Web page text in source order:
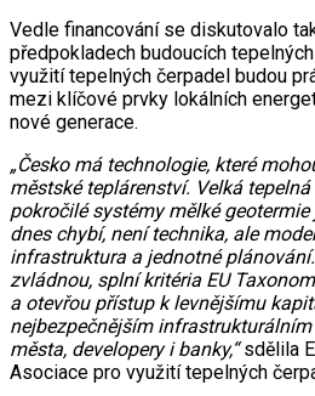
Vedle financování se diskutovalo
předpokladech budoucích
využití tepelných čerpadel budou
mezi klíčové prvky lokálních
nové generace.
„Česko má technologie, které
městské teplárenství. Velká
pokročilé systémy mělké
dnes chybí, není technika, ale
infrastruktura a jednotné
zvládnou, splní kritéria EU
a otevřou přístup k levnějšímu
nejbezpečnějším
města, developery i banky,“sdělila
Asociace pro využití tepelných